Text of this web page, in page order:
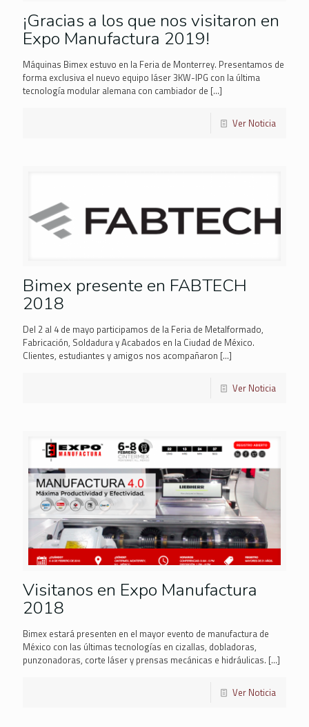
¡Gracias a los que nos visitaron en
Expo Manufactura 2019!
Máquinas Bimex estuvo en la Feria de Monterrey. Presentamos de
forma exclusiva el nuevo equipo láser 3KW-IPG con la última
tecnología modular alemana con cambiador de […]
Ver Noticia
Bimex presente en FABTECH
2018
Del 2 al 4 de mayo participamos de la Feria de Metalformado,
Fabricación, Soldadura y Acabados en la Ciudad de México.
Clientes, estudiantes y amigos nos acompañaron […]
Ver Noticia
Visitanos en Expo Manufactura
2018
Bimex estará presenten en el mayor evento de manufactura de
México con las últimas tecnologías en cizallas, dobladoras,
punzonadoras, corte láser y prensas mecánicas e hidráulicas. […]
Ver Noticia